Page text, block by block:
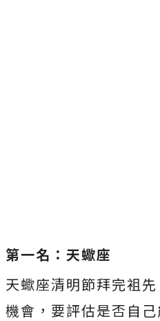
第一名：天蠍座
天蠍座清明節拜完袓
機會，要評估是否自